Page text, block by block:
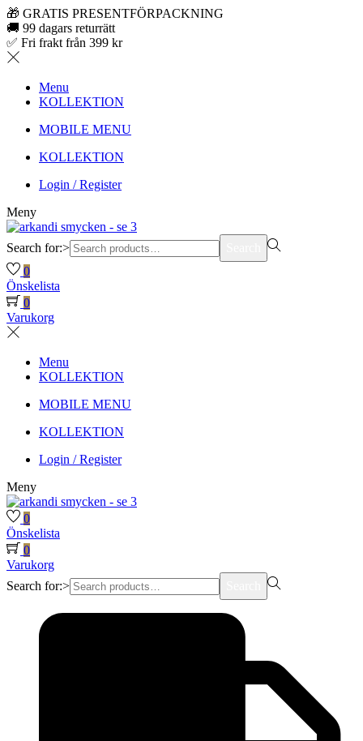
🎁 GRATIS PRESENTFÖRPACKNING
🚚 99 dagars returrätt
✅ Fri frakt från 399 kr
Menu
KOLLEKTION
MOBILE MENU
KOLLEKTION
Login / Register
Meny
Search for:>
0
Önskelista
0
Varukorg
Menu
KOLLEKTION
MOBILE MENU
KOLLEKTION
Login / Register
Meny
0
Önskelista
0
Varukorg
Search for:>